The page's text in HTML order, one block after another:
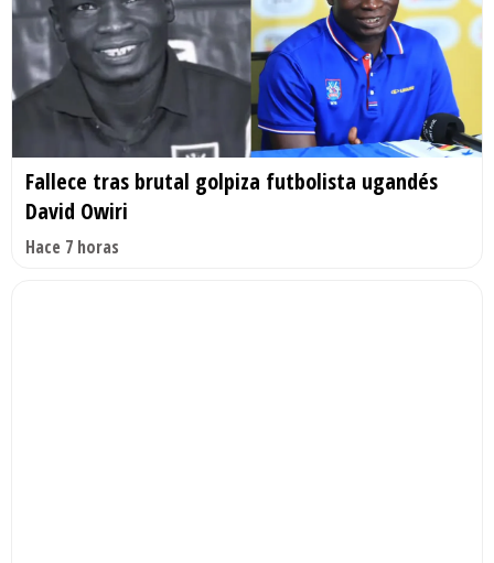
Fallece tras brutal golpiza futbolista ugandés
David Owiri
Hace 7 horas